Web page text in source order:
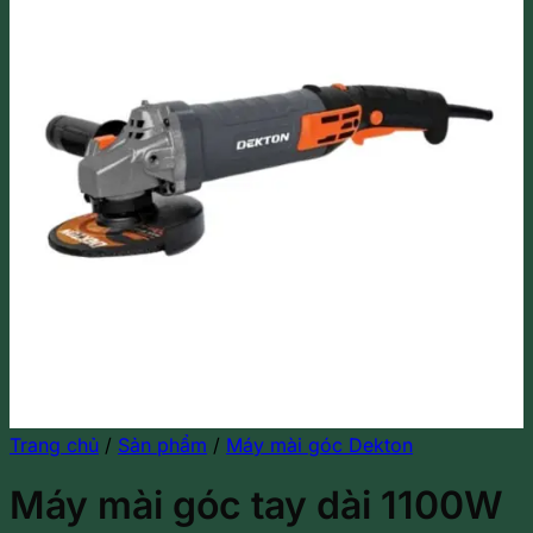
Trang chủ / Sản phẩm / Máy mài góc Dekton
Máy mài góc tay dài 1100W